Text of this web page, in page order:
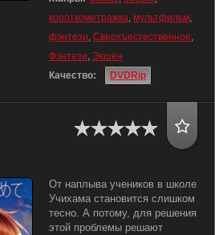
короткометражка, мультфильм,
фэнтези, Сверхъестественное,
Фэнтези, Экшен
Качество:
DVDRip
От наплыва учеников в школе
Учихама становится слишком
тесно. А потому, для решения
этой проблемы решают